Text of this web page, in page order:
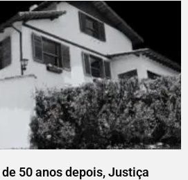
50 anos depois, Justiça